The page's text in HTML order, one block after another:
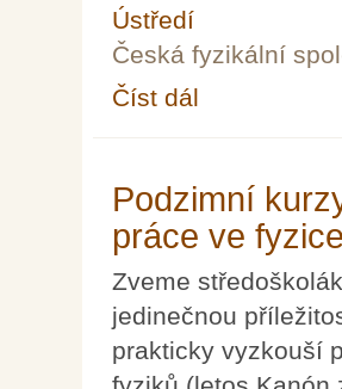
Ústředí
Česká fyzikální
Číst dál
Podzimní
práce ve
Zveme
jedinečnou
prakticky vyzkouší